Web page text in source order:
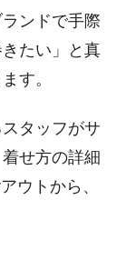
ンドで手際
たい」と真
す。
タッフがサ
せ方の詳細
ウトから、